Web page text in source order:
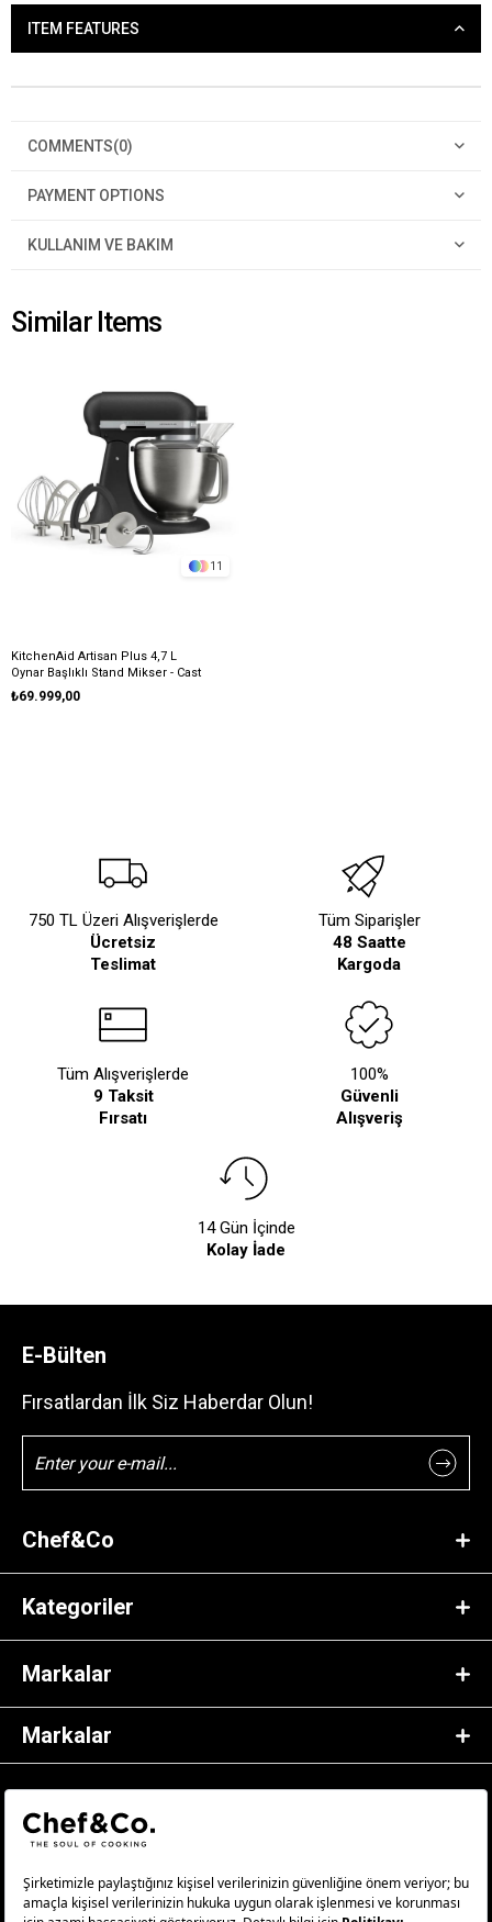
ITEM FEATURES
COMMENTS(0)
PAYMENT OPTIONS
KULLANIM VE BAKIM
Similar Items
11
KitchenAid Artisan Plus 4,7 L
Oynar Başlıklı Stand Mikser - Cast
Iron Black
₺69.999,00
750 TL Üzeri Alışverişlerde
Ücretsiz
Teslimat
Tüm Siparişler
48 Saatte
Kargoda
Tüm Alışverişlerde
9 Taksit
Fırsatı
100%
Güvenli
Alışveriş
14 Gün İçinde
Kolay İade
E-Bülten
Fırsatlardan İlk Siz Haberdar Olun!
Chef&Co
Kategoriler
Markalar
Markalar